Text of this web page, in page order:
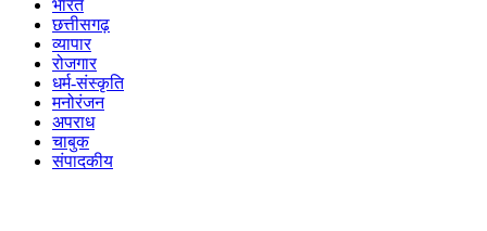
भारत
छत्तीसगढ़
व्यापार
रोजगार
धर्म-संस्कृति
मनोरंजन
अपराध
चाबुक
संपादकीय